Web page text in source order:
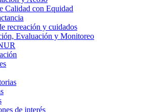
Calidad con Equidad
recreación y cuidados
Evaluación y Monitoreo
de interés